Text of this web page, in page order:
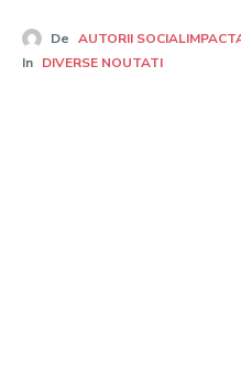
De AUTORII
In DIVERSE NOUTATI